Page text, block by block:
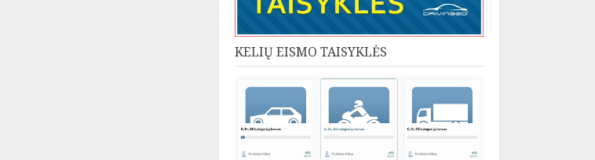
KELIŲ EISMO TAISYKLĖS